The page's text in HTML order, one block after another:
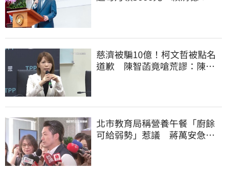
慈濟被騙10億！柯文哲被點名
道歉 陳智菡竟嗆荒謬：陳時
北市教育局稱營養午餐「廚餘
可給弱勢」惹議 蔣萬安急